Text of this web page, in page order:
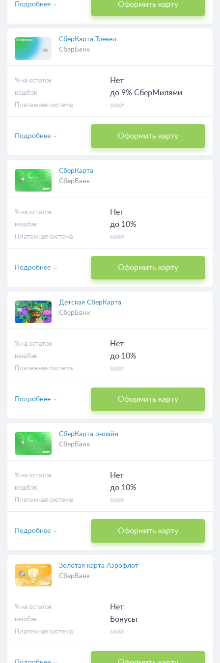
Оформить карту
Подробнее
СберКарта Тревел
СберБанк
% на остаток Нет
кешбэк до 9% СберМилями
Платежная система
Оформить карту
Подробнее
СберКарта
СберБанк
% на остаток Нет
кешбэк до 10%
Платежная система
Оформить карту
Подробнее
Детская СберКарта
СберБанк
% на остаток Нет
кешбэк до 10%
Платежная система
Оформить карту
Подробнее
СберКарта онлайн
СберБанк
% на остаток Нет
кешбэк до 10%
Платежная система
Оформить карту
Подробнее
Золотая карта Аэрофлот
СберБанк
% на остаток Нет
кешбэк Бонусы
Платежная система